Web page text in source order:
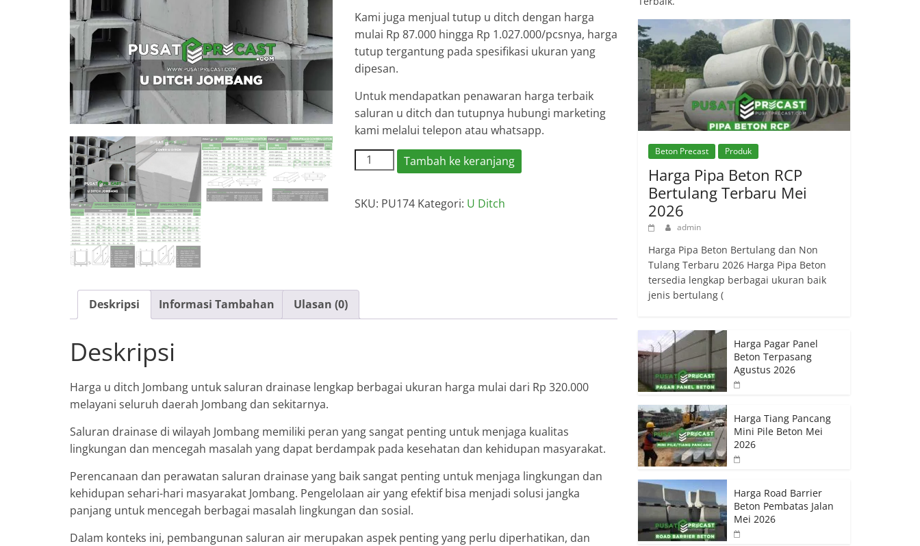
Kami juga menjual tutup u ditch dengan harga
mulai Rp 87.000 hingga Rp 1.027.000/pcsnya, harga
tutup tergantung pada spesifikasi ukuran yang
dipesan.
Untuk mendapatkan penawaran harga terbaik
saluran u ditch dan tutupnya hubungi marketing
kami melalui telepon atau whatsapp.
Kuantitas
Harga
Ditch
Tambah ke keranjang
SKU: PU174 Kategori: U Ditch
Deskripsi Informasi Tambahan Ulasan (0)
Deskripsi
Harga u ditch Jombang untuk saluran drainase lengkap berbagai ukuran harga mulai dari Rp 320.000
melayani seluruh daerah Jombang dan sekitarnya.
Saluran drainase di wilayah Jombang memiliki peran yang sangat penting untuk menjaga kualitas
lingkungan dan mencegah masalah yang dapat berdampak pada kesehatan dan kehidupan masyarakat.
Perencanaan dan perawatan saluran drainase yang baik sangat penting untuk menjaga lingkungan dan
kehidupan sehari-hari masyarakat Jombang. Pengelolaan air yang efektif bisa menjadi solusi jangka
panjang untuk mencegah berbagai masalah lingkungan dan sosial.
Dalam konteks ini, pembangunan saluran air merupakan aspek penting yang perlu diperhatikan, dan
Beton Precast Produk
Harga Pipa Beton RCP
Bertulang Terbaru Mei
2026
admin
Harga Pipa Beton Bertulang dan Non
Tulang Terbaru 2026 Harga Pipa Beton
tersedia lengkap berbagai ukuran baik
jenis bertulang (
Harga Pagar Panel
Beton Terpasang
Agustus 2026
Harga Tiang Pancang
Mini Pile Beton Mei
2026
Harga Road Barrier
Beton Pembatas Jalan
Mei 2026